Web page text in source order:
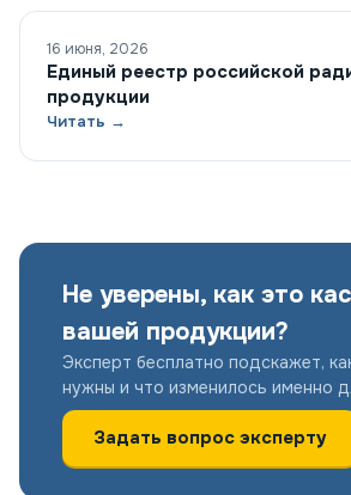
16 июня, 2026
Единый реестр российской
продукции
Читать →
Не уверены, как это
вашей продукции?
Эксперт бесплатно подскажет,
нужны и что изменилось именно
Задать вопрос эксперту